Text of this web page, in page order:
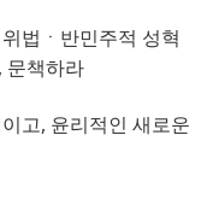
법ㆍ반민주적 성혁
, 문책하라
고, 윤리적인 새로운